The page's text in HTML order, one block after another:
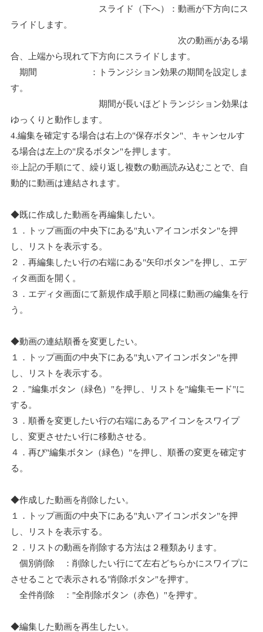
スライド（下へ）：動画が下方向にス
ライドします。
次の動画がある場
合、上端から現れて下方向にスライドします。
期間 ：トランジション効果の期間を設定しま
す。
期間が長いほどトランジション効果は
ゆっくりと動作します。
4.編集を確定する場合は右上の"保存ボタン"、キャンセルす
る場合は左上の"戻るボタン"を押します。
※上記の手順にて、繰り返し複数の動画読み込むことで、自
動的に動画は連結されます。
◆既に作成した動画を再編集したい。
１．トップ画面の中央下にある"丸いアイコンボタン"を押
し、リストを表示する。
２．再編集したい行の右端にある"矢印ボタン"を押し、エデ
ィタ画面を開く。
３．エディタ画面にて新規作成手順と同様に動画の編集を行
う。
◆動画の連結順番を変更したい。
１．トップ画面の中央下にある"丸いアイコンボタン"を押
し、リストを表示する。
２．"編集ボタン（緑色）"を押し、リストを"編集モード"に
する。
３．順番を変更したい行の右端にあるアイコンをスワイプ
し、変更させたい行に移動させる。
４．再び"編集ボタン（緑色）"を押し、順番の変更を確定す
る。
◆作成した動画を削除したい。
１．トップ画面の中央下にある"丸いアイコンボタン"を押
し、リストを表示する。
２．リストの動画を削除する方法は２種類あります。
個別削除 ：削除したい行にて左右どちらかにスワイプに
させることで表示される"削除ボタン"を押す。
全件削除 ："全削除ボタン（赤色）"を押す。
◆編集した動画を再生したい。